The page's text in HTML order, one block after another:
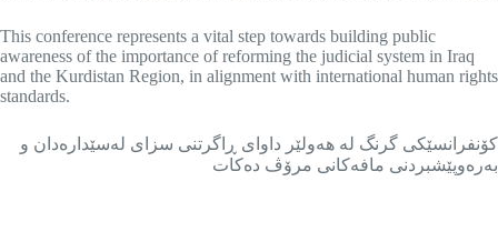
This conference represents a vital step towards building public
awareness of the importance of reforming the judicial system in Iraq
and the Kurdistan Region, in alignment with international human rights
standards.
کۆنفرانسێکی گرنگ لە هەولێر داوای ڕاگرتنی سزای لەسێدارەدان و
بەرەوپێشبردنی مافەکانی مرۆڤ دەکات